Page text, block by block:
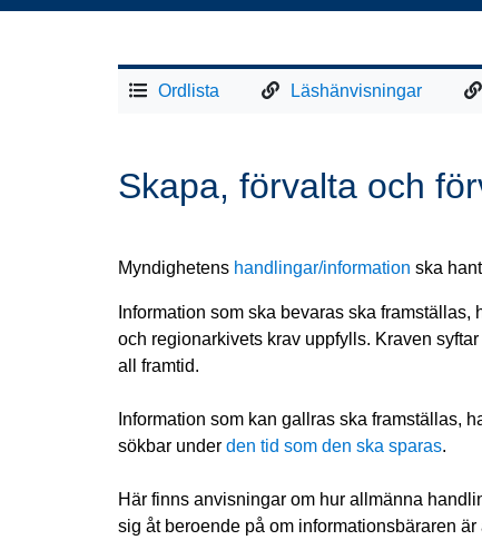
Ordlista Läshänvisningar
Skapa, förvalta och
Myndighetens handlingar/information ska
Information som ska bevaras ska
och regionarkivets krav uppfylls. Kraven
all framtid.
Information som kan gallras ska framställas,
sökbar under den tid som den ska sparas.
Här finns anvisningar om hur allmänna
sig åt beroende på om informationsbäraren